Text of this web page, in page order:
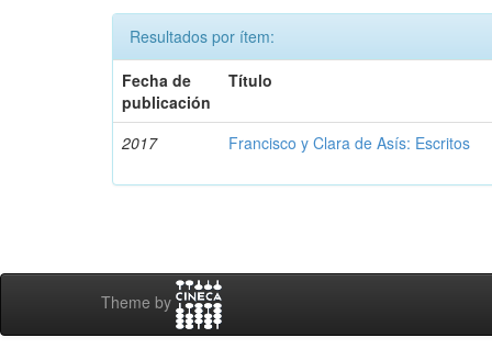
Resultados por ítem:
Fecha de
publicación
Título
2017 Francisco y Clara de Asís: Escritos
Theme by